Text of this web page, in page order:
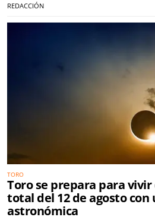
REDACCIÓN
TORO
Toro se prepara para vivir
total del 12 de agosto con
astronómica